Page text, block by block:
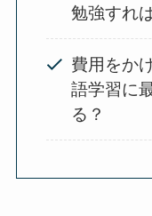
勉強すれ
費用をか
語学習に
る？